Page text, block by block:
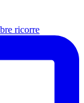
ricorre